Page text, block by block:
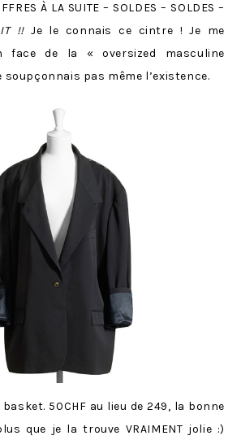
À LA SUITE – SOLDES – SOLDES –
!!Je le connais ce cintre ! Je me
face de la « oversized masculine
pas même l’existence.
basket. 50CHF au lieu de 249, la bonne
que je la trouve VRAIMENT jolie :)